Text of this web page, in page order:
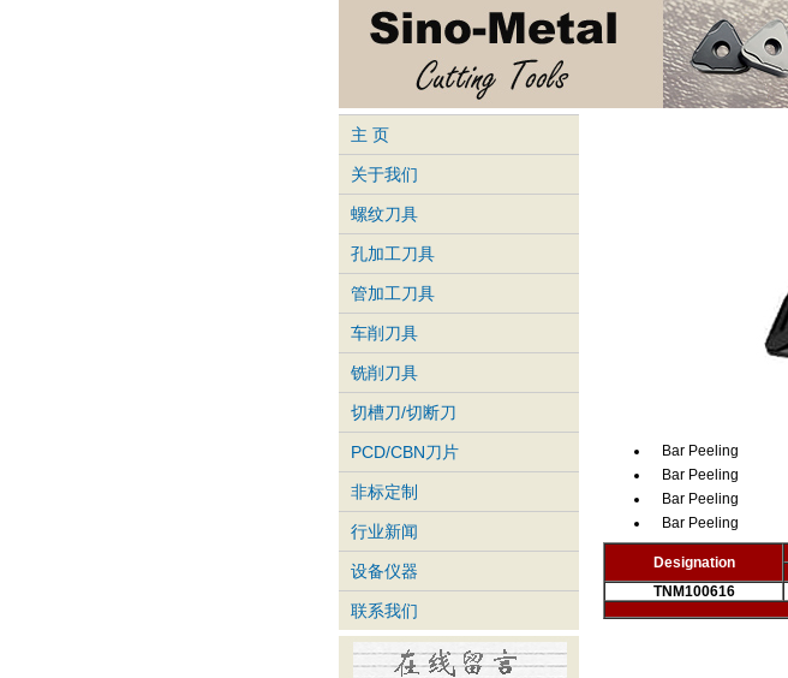
主 页
关于我们
螺纹刀具
孔加工刀具
管加工刀具
车削刀具
铣削刀具
切槽刀/切断刀
PCD/CBN刀片
非标定制
行业新闻
设备仪器
联系我们
Bar Peeling
Bar Peeling
Bar Peeling
Bar Peeling
Designation
TNM100616